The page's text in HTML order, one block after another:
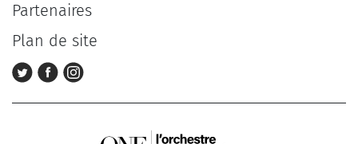
Partenaires
Plan de site